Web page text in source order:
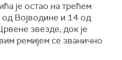
је остао на трећем
Војводине и 14 од
звезде, док је
ремијем се званично